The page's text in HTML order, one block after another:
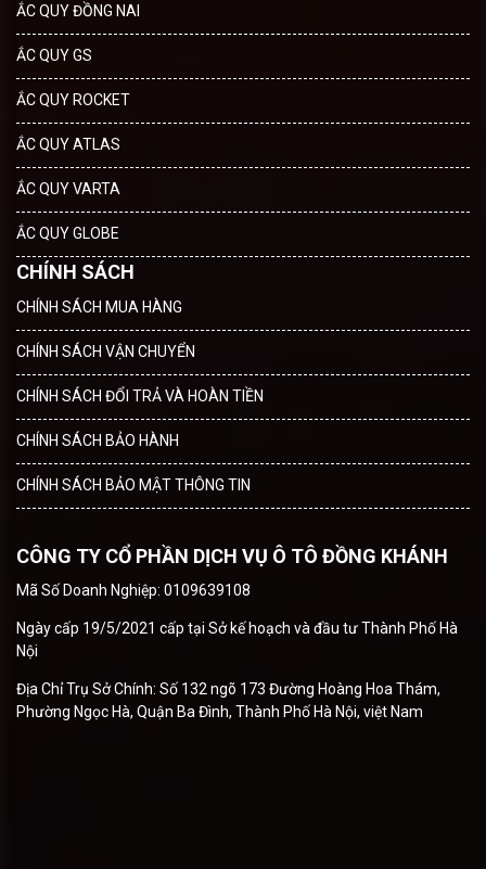
ẮC QUY ĐỒNG NAI
ẮC QUY GS
ẮC QUY ROCKET
ẮC QUY ATLAS
ẮC QUY VARTA
ẮC QUY GLOBE
CHÍNH SÁCH
CHÍNH SÁCH MUA HÀNG
CHÍNH SÁCH VẬN CHUYỂN
CHÍNH SÁCH ĐỔI TRẢ VÀ HOÀN TIỀN
CHÍNH SÁCH BẢO HÀNH
CHÍNH SÁCH BẢO MẬT THÔNG TIN
CÔNG TY CỔ PHẦN DỊCH VỤ Ô TÔ ĐỒNG KHÁNH
Mã Số Doanh Nghiệp: 0109639108
Ngày cấp 19/5/2021 cấp tại Sở kế hoạch và đầu tư Thành Phố Hà
Nội
Địa Chỉ Trụ Sở Chính: Số 132 ngõ 173 Đường Hoàng Hoa Thám,
Phường Ngọc Hà, Quận Ba Đình, Thành Phố Hà Nội, việt Nam